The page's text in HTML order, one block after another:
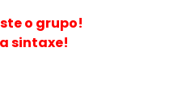
o grupo!
sintaxe!